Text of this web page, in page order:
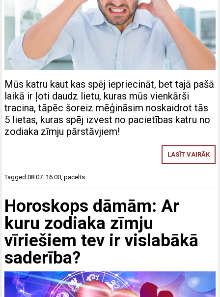
Mūs katru kaut kas spēj iepriecināt, bet tajā pašā
laikā ir ļoti daudz lietu, kuras mūs vienkārši
tracina, tāpēc šoreiz mēģināsim noskaidrot tās
5 lietas, kuras spēj izvest no pacietības katru no
zodiaka zīmju pārstāvjiem!
LASĪT VAIRĀK
Tagged08.07. 16:00 ,pacelts
Horoskops dāmām: Ar
kuru zodiaka zīmju
vīriešiem tev ir vislabākā
saderība?